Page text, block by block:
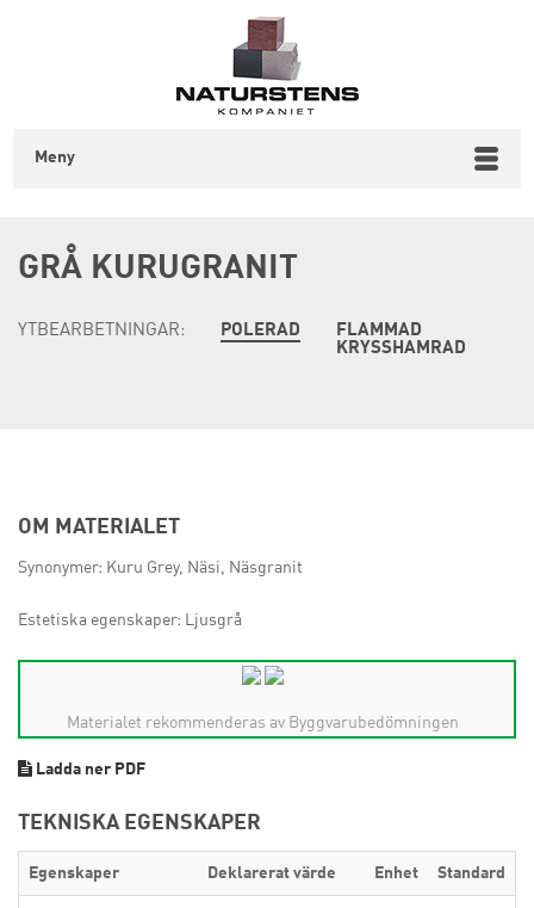
Meny
GRÅ KURUGRANIT
YTBEARBETNINGAR: POLERAD
FLAMMAD
KRYSSHAMRAD
OM MATERIALET
Synonymer: Kuru Grey, Näsi, Näsgranit
Estetiska egenskaper: Ljusgrå
Materialet rekommenderas av Byggvarubedömningen
Ladda ner PDF
TEKNISKA EGENSKAPER
Egenskaper Deklarerat värde Enhet Standard